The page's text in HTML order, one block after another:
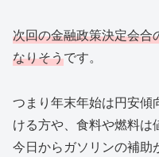
次回の金融政策決定会
なりそうです。
つまり年末年始は円安傾
ける方や、食料や燃料は
今日からガソリンの補助